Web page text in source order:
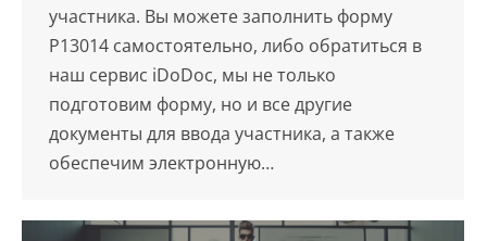
участника. Вы можете заполнить форму
Р13014 самостоятельно, либо обратиться в
наш сервис iDoDoc, мы не только
подготовим форму, но и все другие
документы для ввода участника, а также
обеспечим электронную…